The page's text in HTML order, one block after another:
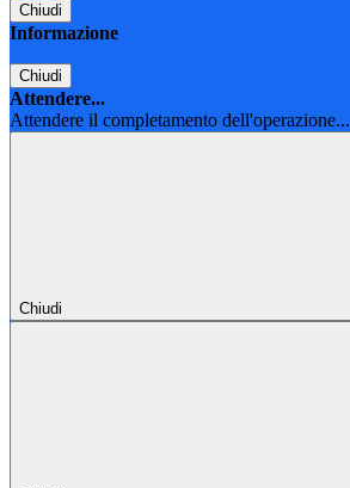
Chiudi
Informazione
Chiudi
Attendere...
Attendere il completamento dell'operazione...
Chiudi